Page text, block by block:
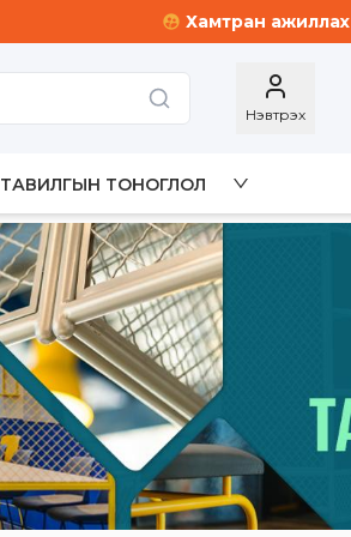
Хамтран ажиллах
Нэвтрэх
ТАВИЛГЫН ТОНОГЛОЛ